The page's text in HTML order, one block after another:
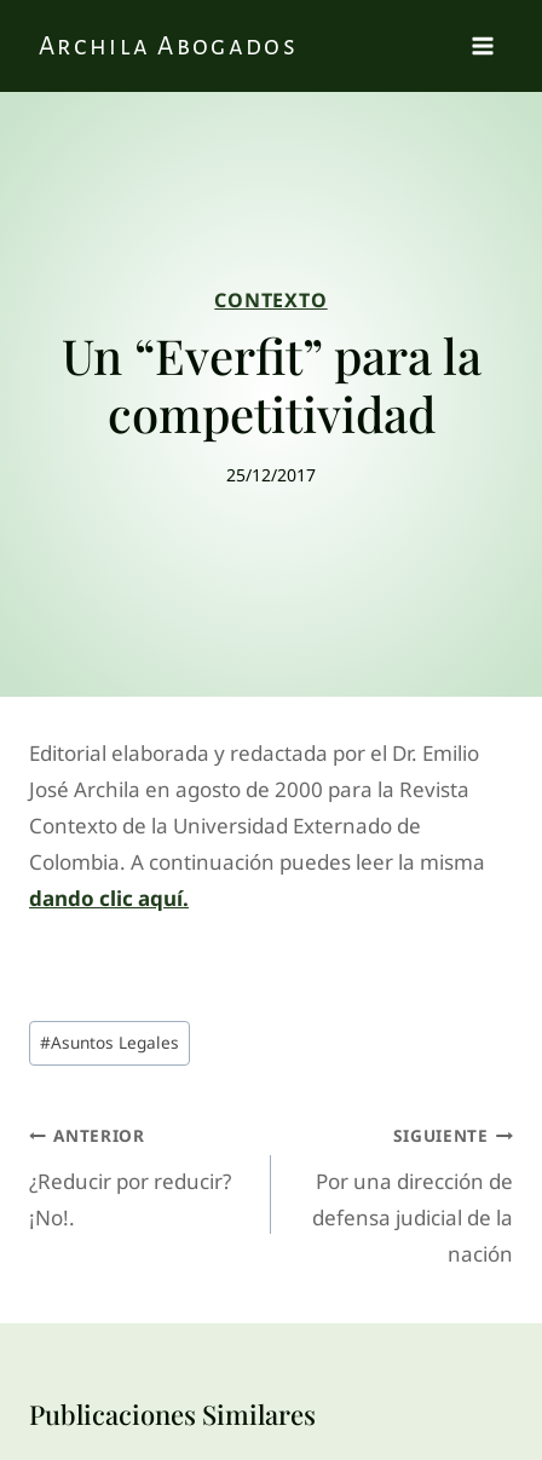
Archila Abogados
CONTEXTO
Un “Everfit” para la
competitividad
25/12/2017
Editorial elaborada y redactada por el Dr. Emilio
José Archila en agosto de 2000 para la Revista
Contexto de la Universidad Externado de
Colombia. A continuación puedes leer la misma
dando clic aquí.
#Asuntos Legales
ANTERIOR
¿Reducir por reducir?
¡No!.
SIGUIENTE
Por una dirección de
defensa judicial de la
nación
Publicaciones Similares